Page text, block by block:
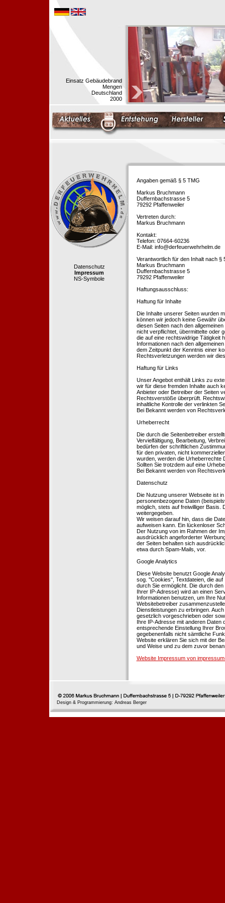
Einsatz Gebäudebrand
Mengen
Deutschland
2000
Datenschutz
Impressum
NS-Symbole
Angaben gemäß § 5 TMG
Markus Bruchmann
Duffernbachstrasse 5
79292 Pfaffenweiler
Vertreten durch:
Markus Bruchmann
Kontakt:
Telefon: 07664-60236
E-Mail: info@derfeuerwehrhelm.de
Verantwortlich für den Inhalt nach §
Markus Bruchmann
Duffernbachstrasse 5
79292 Pfaffenweiler
Haftungsausschluss:
Haftung für Inhalte
Die Inhalte unserer Seiten wurden
können wir jedoch keine Gewähr
diesen Seiten nach den
nicht verpflichtet, übermittelte oder
die auf eine rechtswidrige Tätigkeit
Informationen nach den
dem Zeitpunkt der Kenntnis einer
Rechtsverletzungen werden wir
Haftung für Links
Unser Angebot enthält Links zu
wir für diese fremden Inhalte auch
Anbieter oder Betreiber der Seiten
Rechtsverstöße überprüft.
inhaltliche Kontrolle der verlinkten
Bei Bekannt werden von
Urheberrecht
Die durch die Seitenbetreiber
Vervielfältigung, Bearbeitung,
bedürfen der schriftlichen
für den privaten, nicht
wurden, werden die Urheberrechte
Sollten Sie trotzdem auf eine
Bei Bekannt werden von
Datenschutz
Die Nutzung unserer Webseite ist
personenbezogene Daten
möglich, stets auf freiwilliger Basis.
weitergegeben.
Wir weisen darauf hin, dass die
aufweisen kann. Ein lückenloser
Der Nutzung von im Rahmen der
ausdrücklich angeforderter
der Seiten behalten sich
etwa durch Spam-Mails, vor.
Google Analytics
Diese Website benutzt Google
sog. ''Cookies'', Textdateien, die
durch Sie ermöglicht. Die durch
Ihrer IP-Adresse) wird an einen
Informationen benutzen, um Ihre
Websitebetreiber
Dienstleistungen zu erbringen.
gesetzlich vorgeschrieben oder
Ihre IP-Adresse mit anderen Daten
entsprechende Einstellung Ihrer
gegebenenfalls nicht sämtliche
Website erklären Sie sich mit der
und Weise und zu dem zuvor
Website Impressum von
Design & Programmierung: Andreas Berger